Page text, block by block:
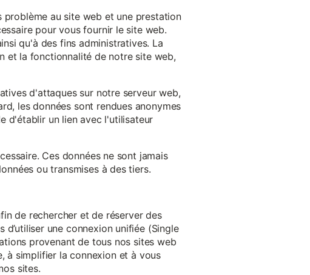
problème au site web et une prestation
pour vous fournir le site web.
qu'à des fins administratives. La
et la fonctionnalité de notre site web,
d'attaques sur notre serveur web,
les données sont rendues anonymes
d'établir un lien avec l'utilisateur
Ces données ne sont jamais
ou transmises à des tiers.
de rechercher et de réserver des
une connexion unifiée (Single
provenant de tous nos sites web
à simplifier la connexion et à vous
sites.